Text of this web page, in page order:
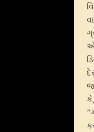
કે,